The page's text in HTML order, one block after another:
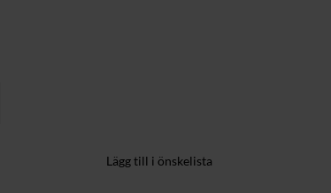
Lägg till i önskelista